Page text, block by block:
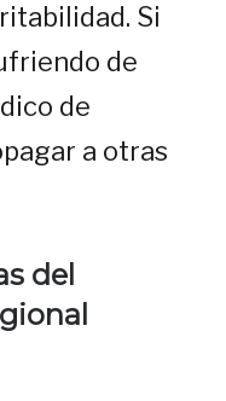
Si
de
de
a otras
del